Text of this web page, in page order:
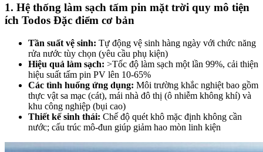
1. Hệ thống làm sạch tấm pin mặt trời quy mô tiện
ích Todos Đặc điểm cơ bản
Tần suất vệ sinh: Tự động vệ sinh hàng ngày với chức năng
rửa nước tùy chọn (yêu cầu phụ kiện)
Hiệu quả làm sạch: >Tốc độ làm sạch một lần 99%, cải thiện
hiệu suất tấm pin PV lên 10-65%
Các tình huống ứng dụng: Môi trường khắc nghiệt bao gồm
thực vật sa mạc (cát), mái nhà đô thị (ô nhiễm không khí) và
khu công nghiệp (bụi cao)
Thiết kế sinh thái: Chế độ quét khô mặc định không cần
nước; cấu trúc mô-đun giúp giảm hao mòn linh kiện